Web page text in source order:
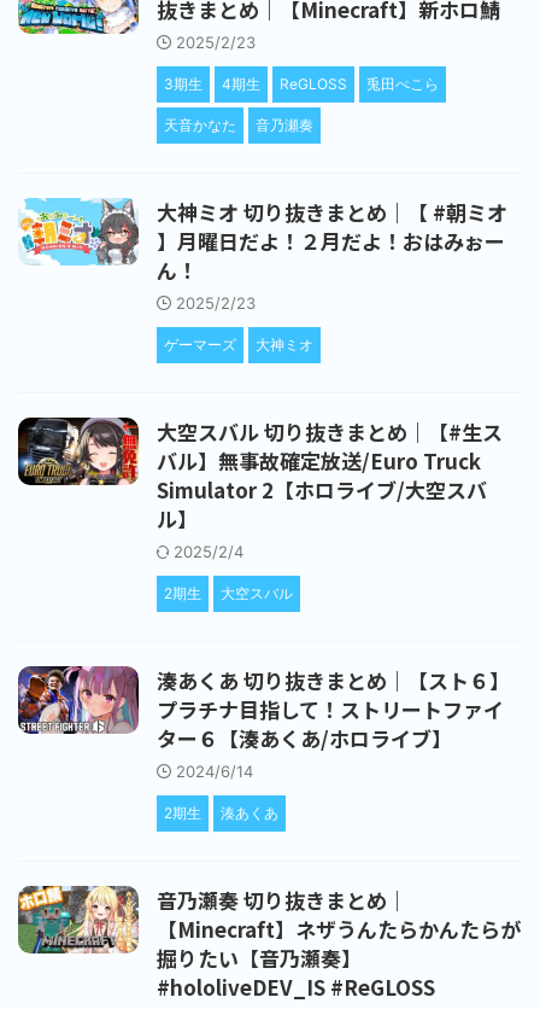
抜きまとめ｜【Minecraft】新ホロ鯖
2025/2/23
3期生 4期生 ReGLOSS 兎田ぺこら
天音かなた 音乃瀬奏
大神ミオ 切り抜きまとめ｜【 #朝ミオ
】月曜日だよ！２月だよ！おはみぉー
ん！
2025/2/23
ゲーマーズ 大神ミオ
大空スバル 切り抜きまとめ｜【#生ス
バル】無事故確定放送/Euro Truck
Simulator 2【ホロライブ/大空スバ
ル】
2025/2/4
2期生 大空スバル
湊あくあ 切り抜きまとめ｜【スト６】
プラチナ目指して！ストリートファイ
ター６【湊あくあ/ホロライブ】
2024/6/14
2期生 湊あくあ
音乃瀬奏 切り抜きまとめ｜
【Minecraft】ネザうんたらかんたらが
掘りたい【音乃瀬奏】
#hololiveDEV_IS #ReGLOSS